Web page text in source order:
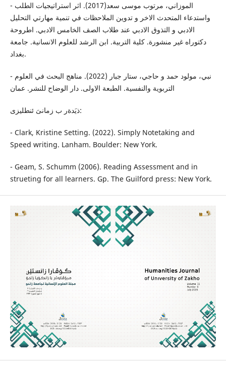
- الموزاني، مرتوب موسى سعد(2017). اثر استراتيجيات الطلب
واستدعاء المتحدث الاخر و تدوين الملاحظات في تنمية مهارتي التحليل
الادبي و التذوق الادبي عند طلاب الصف الخامس الادبي. اطروحة
دكتوراه غير منشورة. كلية التربية. ابن الرشد للعلوم الانسانية. جامعة
بغداد.
- نبي، مولود حمد و حاجي، ستار جبار (2022). مناهج البحث في العلوم
التربوية والنفسية. الطبعة الاولى. دار الوضاح للنشر. عمان
ذيَدةر ب زمانىَ ئنطليزى:
- Clark, Kristine Setting. (2022). Simply Notetaking and
Speed writing. Lanham. Boulder: New York.
- Geam, S. Schumm (2006). Reading Assessment and in
strueting for all learners. Gp. The Guilford press: New York.